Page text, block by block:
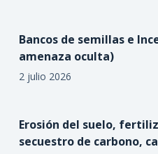
Bancos de semillas e
amenaza oculta)
2 julio 2026
Erosión del suelo,
secuestro de carbono,